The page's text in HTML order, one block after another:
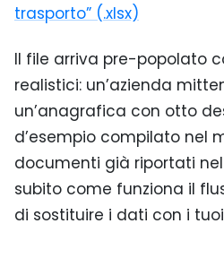
trasporto” (.xlsx)
Il file arriva pre-popolato
realistici: un’azienda
un’anagrafica con otto
d’esempio compilato nel
documenti già riportati
subito come funziona il
di sostituire i dati con i